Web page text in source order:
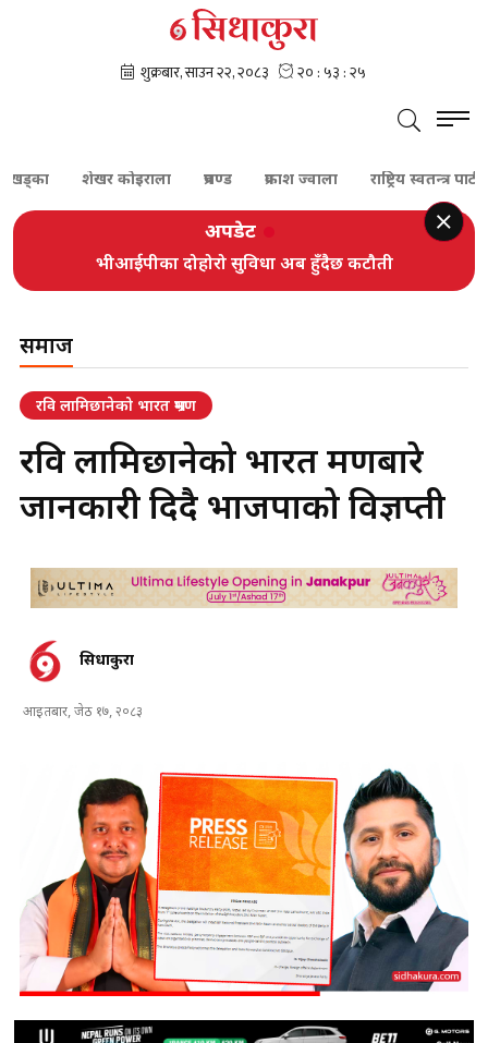
शेखर कोइराला प्रचण्ड प्रकाश ज्वाला राष्ट्रिय स्वतन्त्र पार्टी
अपडेट
भीआईपीका दोहोरो सुविधा अब हुँदैछ कटौती
समाज
रवि लामिछानेको भारत भ्रमण
रवि लामिछानेको भारत भ्रमणबारे
जानकारी दिदै भाजपाको विज्ञप्ती
सिधाकुरा
आइतबार, जेठ १७, २०८३